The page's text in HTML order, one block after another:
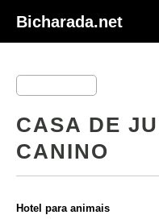
Bicharada.net
CASA DE
CANINO
Hotel para animais